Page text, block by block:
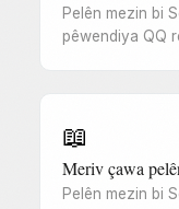
Pelên mezin bi
pêwendiya QQ
📖
Meriv çawa
Pelên mezin bi